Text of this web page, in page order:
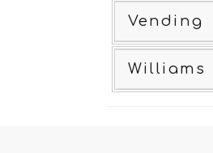
Vending
Williams